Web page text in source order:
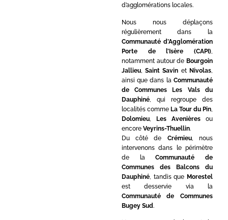
d’agglomérations locales.
Nous nous déplaçons
régulièrement dans la
Communauté d’Agglomération
Porte de l’Isère (CAPI)
notamment autour de Bourgoin
Jallieu,Saint Savin et Nivolas
ainsi que dans la Communauté
de Communes Les Vals du
Dauphiné, qui regroupe des
localités comme La Tour du Pin
Dolomieu, Les Avenièresou
encore Veyrins-Thuellin.
Du côté de Crémieu, nous
intervenons dans le périmètre
de laCommunauté de
Communes des Balcons du
Dauphiné, tandis que Morestel
est desservie via la
Communauté de Communes
Bugey Sud.